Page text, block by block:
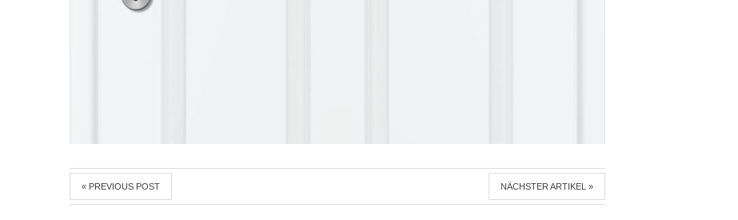
« PREVIOUS POST NÄCHSTER ARTIKEL »